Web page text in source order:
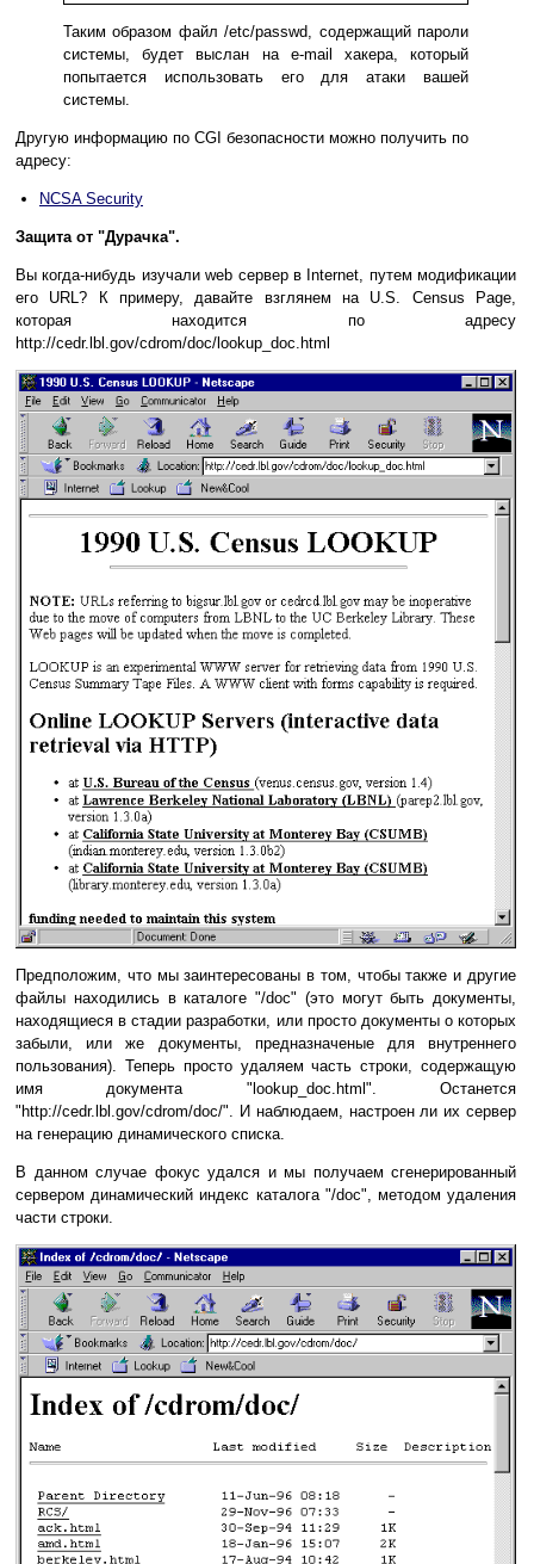
Таким образом файл /etc/passwd, содержащий пароли
системы, будет выслан на e-mail хакера, который
попытается использовать его для атаки вашей
системы.
Другую информацию по CGI безопасности можно получить по
адресу:
NCSA Security
Защита от "Дурачка".
Вы когда-нибудь изучали web сервер в Internet, путем модификации
его URL? К примеру, давайте взглянем на U.S. Census Page,
которая находится по адресу
http://cedr.lbl.gov/cdrom/doc/lookup_doc.html
Предположим, что мы заинтересованы в том, чтобы также и другие
файлы находились в каталоге "/doc" (это могут быть документы,
находящиеся в стадии разработки, или просто документы о которых
забыли, или же документы, предназначеные для внутреннего
пользования). Теперь просто удаляем часть строки, содержащую
имя документа "lookup_doc.html". Останется
"http://cedr.lbl.gov/cdrom/doc/". И наблюдаем, настроен ли их сервер
на генерацию динамического списка.
В данном случае фокус удался и мы получаем сгенерированный
сервером динамический индекс каталога "/doc", методом удаления
части строки.